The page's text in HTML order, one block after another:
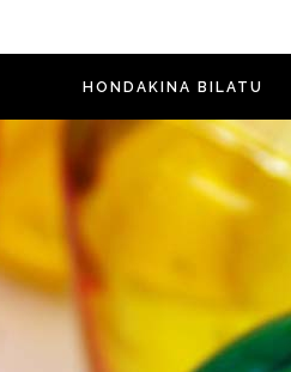
HONDAKINA BILATU